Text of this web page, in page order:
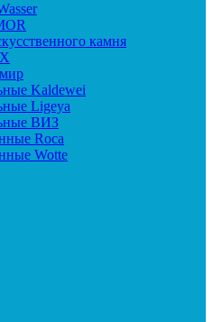
камня
Kaldewei
Ligeya
ВИЗ
Roca
Wotte